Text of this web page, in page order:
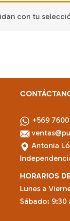
con tu
+569
Antonia
HORARIOS
Lunes a
Sábado: 9:30